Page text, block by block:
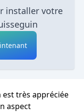
installer votre
est très appréciée
aspect